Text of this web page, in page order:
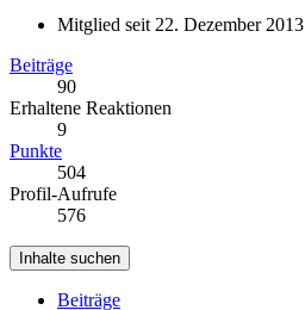
Mitglied seit 22. Dezember 2013
Beiträge
90
Erhaltene Reaktionen
9
Punkte
504
Profil-Aufrufe
576
Inhalte suchen
Beiträge